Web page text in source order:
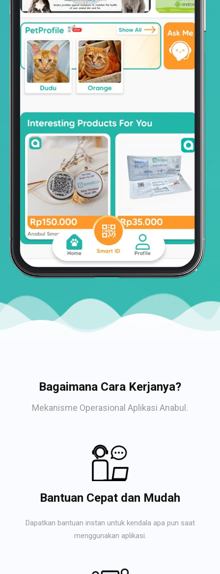
Bagaimana Cara Kerjanya?
Mekanisme Operasional Aplikasi Anabul.
Bantuan Cepat dan Mudah
Dapatkan bantuan instan untuk kendala apa pun saat
menggunakan aplikasi.